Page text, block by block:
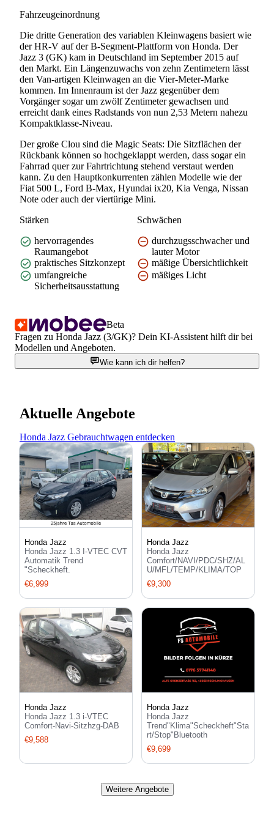
Fahrzeugeinordnung
Die dritte Generation des variablen Kleinwagens basiert wie
der HR-V auf der B-Segment-Plattform von Honda. Der
Jazz 3 (GK) kam in Deutschland im September 2015 auf
den Markt. Ein Längenzuwachs von zehn Zentimetern lässt
den Van-artigen Kleinwagen an die Vier-Meter-Marke
kommen. Im Innenraum ist der Jazz gegenüber dem
Vorgänger sogar um zwölf Zentimeter gewachsen und
erreicht dank eines Radstands von nun 2,53 Metern nahezu
Kompaktklasse-Niveau.
Der große Clou sind die Magic Seats: Die Sitzflächen der
Rückbank können so hochgeklappt werden, dass sogar ein
Fahrrad quer zur Fahrtrichtung stehend verstaut werden
kann. Zu den Hauptkonkurrenten zählen Modelle wie der
Fiat 500 L, Ford B-Max, Hyundai ix20, Kia Venga, Nissan
Note oder auch der viertürige Mini.
Stärken
hervorragendes
Raumangebot
praktisches Sitzkonzept
umfangreiche
Sicherheitsausstattung
Schwächen
durchzugsschwacher und
lauter Motor
mäßige Übersichtlichkeit
mäßiges Licht
Beta
Fragen zu Honda Jazz (3/GK)? Dein KI-Assistent hilft dir bei
Modellen und Angeboten.
Wie kann ich dir helfen?
Aktuelle Angebote
Honda Jazz Gebrauchtwagen entdecken
Honda Jazz
Honda Jazz 1.3 I-VTEC CVT
Automatik Trend
"Scheckheft.
€6,999
Honda Jazz
Honda Jazz
Comfort/NAVI/PDC/SHZ/AL
U/MFL/TEMP/KLIMA/TOP
€9,300
Honda Jazz
Honda Jazz 1.3 i-VTEC
Comfort-Navi-Sitzhzg-DAB
€9,588
Honda Jazz
Honda Jazz
Trend"Klima"Scheckheft"Sta
rt/Stop"Bluetooth
€9,699
Weitere Angebote